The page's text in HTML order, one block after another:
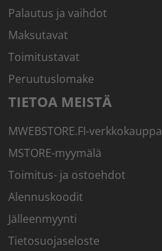
Palautus ja vaihdot
Maksutavat
Toimitustavat
Peruutuslomake
TIETOA MEISTÄ
MWEBSTORE.FI-verkkokauppa
MSTORE-myymälä
Toimitus- ja ostoehdot
Alennuskoodit
Jälleenmyynti
Tietosuojaseloste